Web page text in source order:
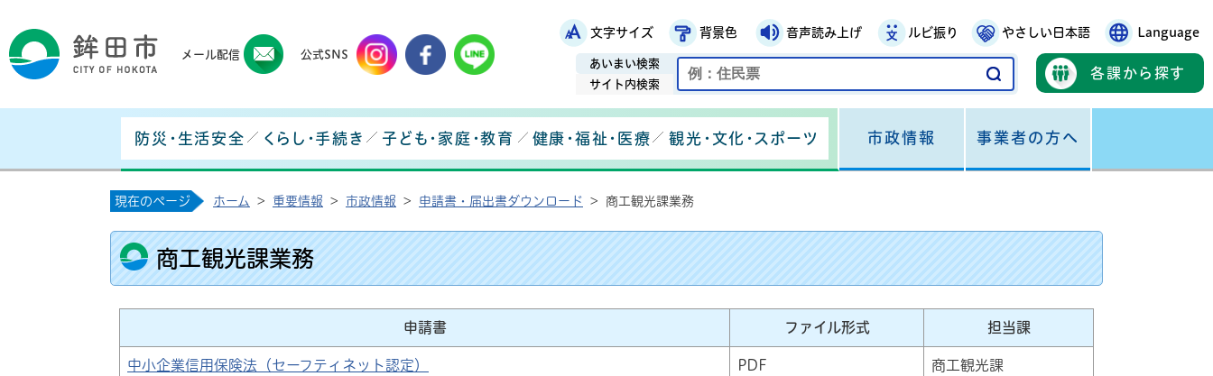
鉾田市役所ホームページ文字サイズ 背景色 音声読み上げ ルビ振り やさしい日本語 Language
各課から探す
あいまい検索
サイト内検索
メール配信
鉾田市メールマガジン
公式SNS
鉾田市公式Instagram
鉾田市公式Facebook
鉾田市公式LINE
防災・生活安全 くらし・手続き 子ども・家庭・教育 健康・福祉・医療 観光・文化・スポーツ 市政情報 事業者の方へ
現在のページ ホーム > 重要情報 > 市政情報 > 申請書・届出書ダウンロード > 商工観光課業務
商工観光課業務
申請書 ファイル形式 担当課
中小企業信用保険法（セーフティネット認定） PDF 商工観光課